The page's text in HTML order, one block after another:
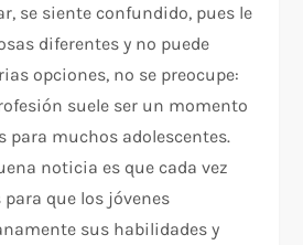
se siente confundido, pues le
diferentes y no puede
opciones, no se preocupe:
suele ser un momento
para muchos adolescentes.
noticia es que cada vez
que los jóvenes
sus habilidades y